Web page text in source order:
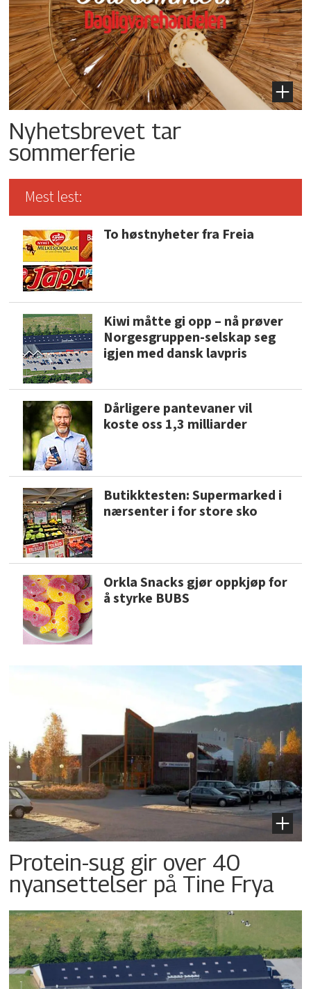
Nyhetsbrevet tar
sommerferie
Mest lest:
To høstnyheter fra Freia
Kiwi måtte gi opp – nå prøver
Norgesgruppen-selskap seg
igjen med dansk lavpris
Dårligere pantevaner vil
koste oss 1,3 milliarder
Butikktesten: Supermarked i
nærsenter i for store sko
Orkla Snacks gjør oppkjøp for
å styrke BUBS
Protein-sug gir over 40
nyansettelser på Tine Frya